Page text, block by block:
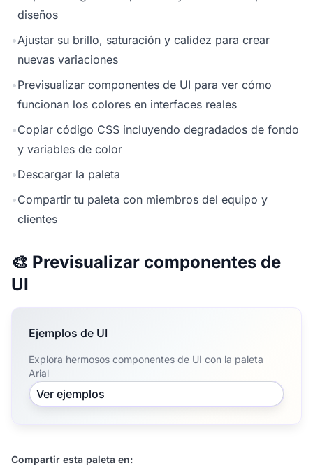
diseños
•Ajustar su brillo, saturación y calidez para crear
nuevas variaciones
•Previsualizar componentes de UI para ver cómo
funcionan los colores en interfaces reales
•Copiar código CSS incluyendo degradados de fondo
y variables de color
•Descargar la paleta
•Compartir tu paleta con miembros del equipo y
clientes
🎨 Previsualizar componentes de
UI
Ejemplos de UI
Explora hermosos componentes de UI con la paleta
Arial
Ver ejemplos
Compartir esta paleta en: